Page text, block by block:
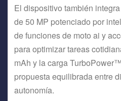
El dispositivo también
de 50 MP potenciado por
de funciones de moto ai y
para optimizar tareas
mAh y la carga
propuesta equilibrada entre
autonomía.